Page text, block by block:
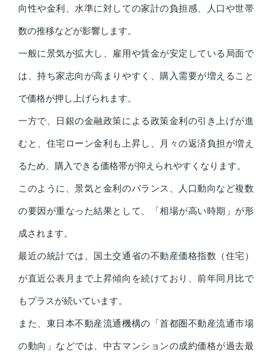
向性や金利、水準に対しての家計の負担感、人口や世帯
数の推移などが影響します。
一般に景気が拡大し、雇用や賃金が安定している局面で
は、持ち家志向が高まりやすく、購入需要が増えること
で価格が押し上げられます。
一方で、日銀の金融政策による政策金利の引き上げが進
むと、住宅ローン金利も上昇し、月々の返済負担が増え
るため、購入できる価格帯が抑えられやすくなります。
このように、景気と金利のバランス、人口動向など複数
の要因が重なった結果として、「相場が高い時期」が形
成されます。
最近の統計では、国土交通省の不動産価格指数（住宅）
が直近公表月まで上昇傾向を続けており、前年同月比で
もプラスが続いています。
また、東日本不動産流通機構の「首都圏不動産流通市場
の動向」などでは、中古マンションの成約価格が過去最